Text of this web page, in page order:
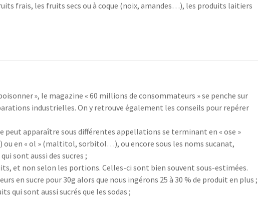
frais, les fruits secs ou à coque (noix, amandes…), les produits laitiers
», le magazine « 60 millions de consommateurs » se penche sur
industrielles. On y retrouve également les conseils pour repérer
peut apparaître sous différentes appellations se terminant en « ose »
en « ol » (maltitol, sorbitol…), ou encore sous les noms sucanat,
sont aussi des sucres ;
et non selon les portions. Celles-ci sont bien souvent sous-estimées.
en sucre pour 30g alors que nous ingérons 25 à 30 % de produit en plus ;
qui sont aussi sucrés que les sodas ;